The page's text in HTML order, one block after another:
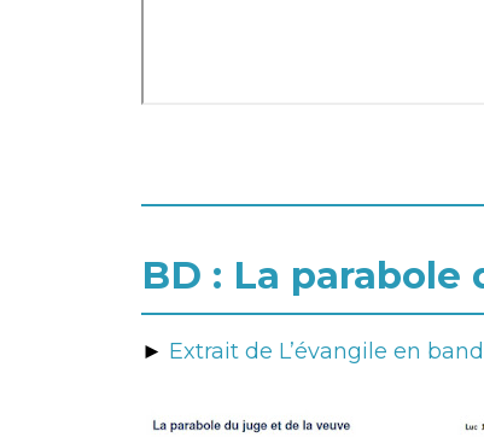
BD : La
► Extrait de L’évangile en